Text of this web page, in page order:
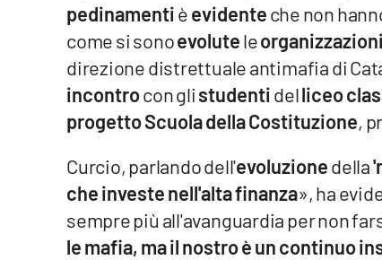
Streaming
LaC Network
pedinamentièevidenteche non
come si sonoevolutele
direzione distrettuale antimafia di
incontrocon glistudentidelliceo
progetto Scuola della Costituzione,
Curcio, parlando dell'evoluzionedella
che investe nell'alta finanza», ha
sempre più all'avanguardia per non
le mafia, ma il nostro è un continuo